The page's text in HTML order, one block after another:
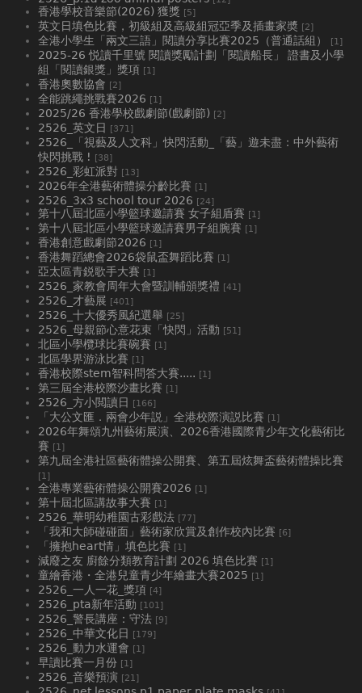
香港學校音樂節(2026) 獲獎 [5]
英文日填色比賽，初級組及高級組冠亞季及插畫家奬 [2]
全港小學生「兩文三語」閱讀分享比賽2025（普通話組） [1]
2025-26 悦讀千里號 閱讀獎勵計劃「閱讀船長」 證書及小學
組「閱讀銀獎」獎項 [1]
香港奧數協會 [2]
全能跳繩挑戰賽2026 [1]
2025/26 香港學校戲劇節(戲劇節) [2]
2526_英文日 [371]
2526_「視藝及人文科」快閃活動_「藝」遊未盡：中外藝術
快閃挑戰 ! [38]
2526_彩虹派對 [13]
2026年全港藝術體操分齡比賽 [1]
2526_3x3 school tour 2026 [24]
第十八屆北區小學籃球邀請賽 女子組盾賽 [1]
第十八屆北區小學籃球邀請賽男子組腕賽 [1]
香港創意戲劇節2026 [1]
香港舞蹈總會2026袋鼠盃舞蹈比賽 [1]
亞太區青鋭歌手大賽 [1]
2526_家教會周年大會暨訓輔頒獎禮 [41]
2526_才藝展 [401]
2526_十大優秀風紀選舉 [25]
2526_母親節心意花束「快閃」活動 [51]
北區小學欖球比賽碗賽 [1]
北區學界游泳比賽 [1]
香港校際stem智科問答大賽..... [1]
第三屆全港校際沙畫比賽 [1]
2526_方小閲讀日 [166]
「大公文匯．兩會少年説」全港校際演説比賽 [1]
2026年舞頌九州藝術展演、2026香港國際青少年文化藝術比
賽 [1]
第九屆全港社區藝術體操公開賽、第五屆炫舞盃藝術體操比賽
[1]
全港專業藝術體操公開賽2026 [1]
第十屆北區講故事大賽 [1]
2526_華明幼稚園古彩戲法 [77]
「我和大師碰碰面」藝術家欣賞及創作校內比賽 [6]
「擁抱heart情」填色比賽 [1]
減廢之友 廚餘分類教育計劃 2026 填色比賽 [1]
童繪香港・全港兒童青少年繪畫大賽2025 [1]
2526_一人一花_獎項 [4]
2526_pta新年活動 [101]
2526_警長講座：守法 [9]
2526_中華文化日 [179]
2526_動力水運會 [1]
早讀比賽一月份 [1]
2526_音樂預演 [21]